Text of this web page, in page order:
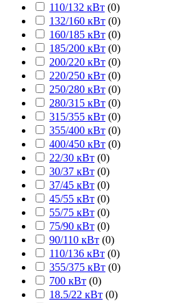
110/132 кВт (0)
132/160 кВт (0)
160/185 кВт (0)
185/200 кВт (0)
200/220 кВт (0)
220/250 кВт (0)
250/280 кВт (0)
280/315 кВт (0)
315/355 кВт (0)
355/400 кВт (0)
400/450 кВт (0)
22/30 кВт (0)
30/37 кВт (0)
37/45 кВт (0)
45/55 кВт (0)
55/75 кВт (0)
75/90 кВт (0)
90/110 кВт (0)
110/136 кВт (0)
355/375 кВт (0)
700 кВт (0)
18.5/22 кВт (0)